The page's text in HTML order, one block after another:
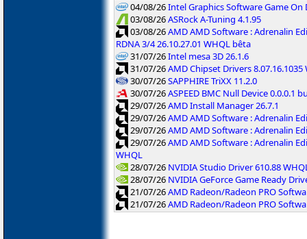
04/08/26Intel Graphics Software Game On
03/08/26ASRock A-Tuning 4.1.95
03/08/26AMD AMD Software : Adrenalin
RDNA 3/4 26.10.27.01 WHQL bêta
31/07/26Intel mesa 3D 26.1.6
31/07/26AMD Chipset Drivers 8.07.16.1035
30/07/26SAPPHIRE TriXX 11.2.0
30/07/26ASPEED BMC Null Device 0.0.0.1
29/07/26AMD Install Manager 26.7.1
29/07/26AMD AMD Software : Adrenalin
29/07/26AMD AMD Software : Adrenalin
29/07/26AMD AMD Software : Adrenalin
WHQL
28/07/26 NVIDIA Studio Driver 610.88
28/07/26 NVIDIA GeForce Game Ready
21/07/26AMD Radeon/Radeon PRO
21/07/26AMD Radeon/Radeon PRO